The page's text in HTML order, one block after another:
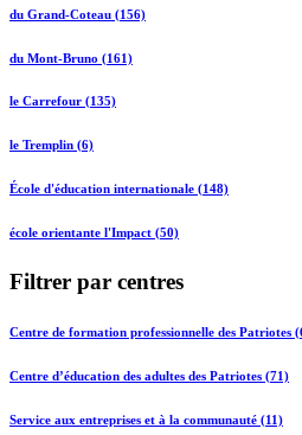
du Grand-Coteau (156)
du Mont-Bruno (161)
le Carrefour (135)
le Tremplin (6)
École d'éducation internationale (148)
école orientante l'Impact (50)
Filtrer par centres
Centre de formation professionnelle des Patriotes
Centre d’éducation des adultes des Patriotes (71)
Service aux entreprises et à la communauté (11)